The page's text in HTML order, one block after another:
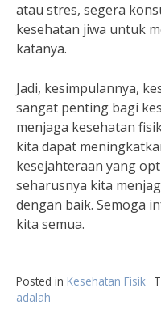
atau stres, segera
kesehatan jiwa untuk
katanya.
Jadi, kesimpulannya,
sangat penting bagi
menjaga kesehatan
kita dapat
kesejahteraan yang
seharusnya kita
dengan baik. Semoga
kita semua.
Posted in Kesehatan Fisik
adalah